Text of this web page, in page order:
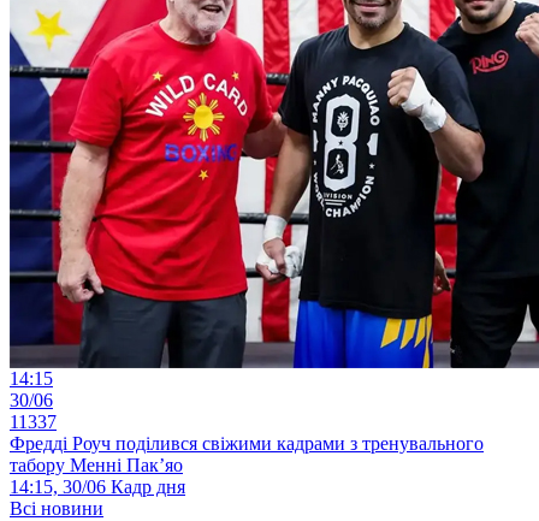
14:15
30/06
11337
Фредді Роуч поділився свіжими кадрами з тренувального
табору Менні Пак’яо
14:15, 30/06 Кадр дня
Всі новини